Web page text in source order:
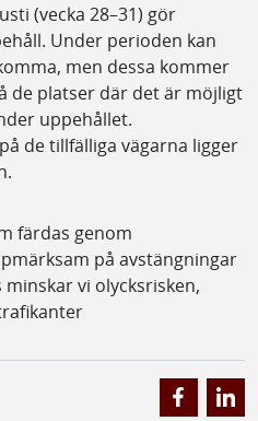
(vecka 28–31) gör
Under perioden kan
men dessa kommer
de platser där det är möjligt
uppehållet.
de tillfälliga vägarna ligger
färdas genom
på avstängningar
vi olycksrisken,